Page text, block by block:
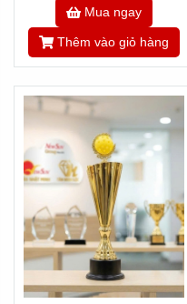
Mua ngay
Thêm vào giỏ hàng